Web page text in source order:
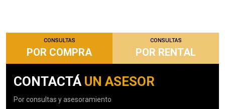
CONSULTAS
POR COMPRA
CONSULTAS
POR RENTAL
CONTACTÁ UN ASESOR
Por consultas y asesoramiento